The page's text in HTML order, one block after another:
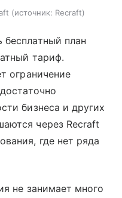
источник: Recraft
план
тариф.
ограничение
бизнеса и других
через Recraft
где нет ряда
не занимает много